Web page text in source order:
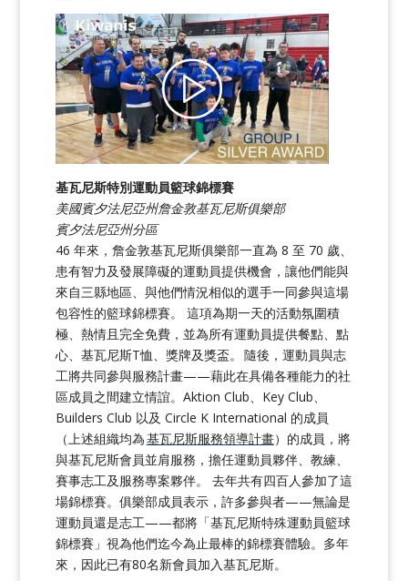
基瓦尼斯特別運動員籃球錦標賽
美國賓夕法尼亞州詹金敦基瓦尼斯俱樂部
賓夕法尼亞州分區
46 年來，詹金敦基瓦尼斯俱樂部一直為 8 至 70 歲、
患有智力及發展障礙的運動員提供機會，讓他們能與
來自三縣地區、與他們情況相似的選手一同參與這場
包容性的籃球錦標賽。 這項為期一天的活動氛圍積
極、熱情且完全免費，並為所有運動員提供餐點、點
心、基瓦尼斯T恤、獎牌及獎盃。 隨後，運動員與志
工將共同參與服務計畫——藉此在具備各種能力的社
區成員之間建立情誼。Aktion Club、Key Club、
Builders Club 以及 Circle K International 的成員
（上述組織均為基瓦尼斯服務領導計畫）的成員，將
與基瓦尼斯會員並肩服務，擔任運動員夥伴、教練、
賽事志工及服務專案夥伴。 去年共有四百人參加了這
場錦標賽。俱樂部成員表示，許多參與者——無論是
運動員還是志工——都將「基瓦尼斯特殊運動員籃球
錦標賽」視為他們迄今為止最棒的錦標賽體驗。多年
來，因此已有80名新會員加入基瓦尼斯。